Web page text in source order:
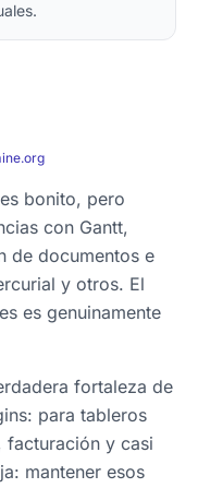
bonito, pero
con Gantt,
de documentos e
y otros. El
es genuinamente
fortaleza de
para tableros
facturación y casi
mantener esos